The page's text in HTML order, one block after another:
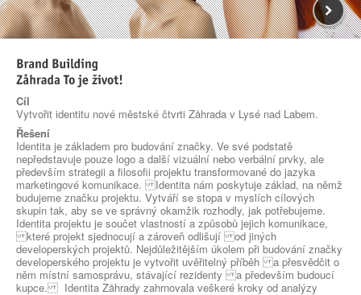
Cíl
Vytvořit identitu nové městské čtvrti Zåhrada v Lysé nad Labem.
Řešení
Identita je základem pro budování značky. Ve své podstatě
nepředstavuje pouze logo a další vizuální nebo verbální prvky, ale
především strategii a filosofii projektu transformované do jazyka
marketingové komunikace. Identita nám poskytuje základ, na němž
budujeme značku projektu. Vytváří se stopa v myslích cílových
skupin tak, aby se ve správný okamžik rozhodly, jak potřebujeme.
Identita projektu je součet vlastností a způsobů jejich komunikace,
které projekt sjednocují a zároveň odlišují od jiných
developerských projektů. Nejdůležitějším úkolem při budování značky
developerského projektu je vytvořit uvěřitelný příběh a přesvědčit o
něm místní samosprávu, stávající rezidenty a především budoucí
kupce. Identita Zåhrady zahrnovala veškeré kroky od analýzy